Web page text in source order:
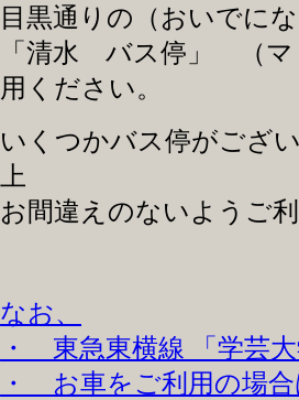
目黒通りの（おいでに
「清水 バス停」 （マ
用ください。
いくつかバス停がござ
上
お間違えのないようご
なお、
・ 東急東横線 「学芸
・ お車をご利用の場